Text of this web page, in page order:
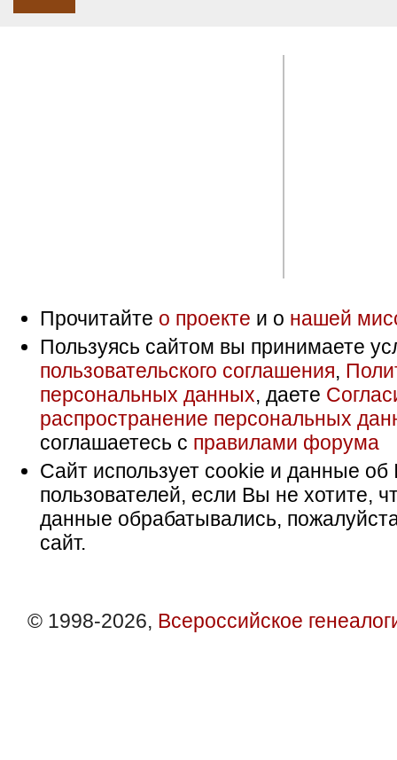
Прочитайте о проекте и о нашей
Пользуясь сайтом вы принимаете
пользовательского соглашения,
персональных данных, даете
распространение персональных
соглашаетесь с правилами форума
Сайт использует cookie и данные об
пользователей, если Вы не хотите,
данные обрабатывались,
сайт.
© 1998-2026, Всероссийское